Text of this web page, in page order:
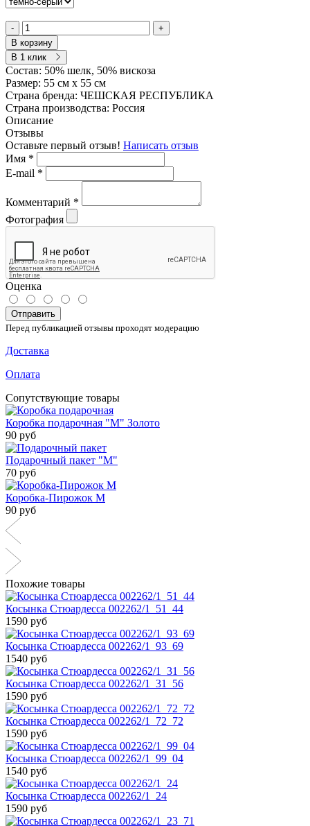
-
+
В корзину
В 1 клик
Состав: 50% шелк, 50% вискоза
Размер: 55 см х 55 см
Страна бренда: ЧЕШСКАЯ РЕСПУБЛИКА
Страна производства: Россия
Описание
Отзывы
Оставьте первый отзыв! Написать отзыв
Имя *
E-mail *
Комментарий *
Фотография
Оценка
Отправить
Перед публикацией отзывы проходят модерацию
Доставка
Оплата
Сопутствующие товары
Коробка подарочная "М" Золото
90 руб
Подарочный пакет "М"
70 руб
Коробка-Пирожок М
90 руб
Похожие товары
Косынка Стюардесса 002262/1_51_44
1590 руб
Косынка Стюардесса 002262/1_93_69
1540 руб
Косынка Стюардесса 002262/1_31_56
1590 руб
Косынка Стюардесса 002262/1_72_72
1590 руб
Косынка Стюардесса 002262/1_99_04
1540 руб
Косынка Стюардесса 002262/1_24
1590 руб